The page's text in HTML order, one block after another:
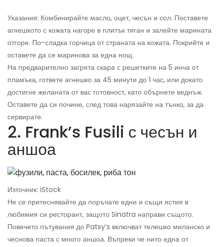
Указания: Комбинирайте масло, оцет, чесън и сол. Поставете
агнешкото с кожата нагоре в плитък тиган и залейте марината
отгоре. По-сладка горчица от страната на кожата. Покрийте и
оставете да се маринова за една нощ.
На предварително загрята скара с решетките на 5 инча от
пламъка, гответе агнешко за 45 минути до 1 час, или докато
достигне желаната от вас готовност, като обърнете веднъж.
Оставете да си почине, след това нарязайте на тънко, за да
сервирате.
2. Frank’s Fusili с чесън и
аншоа
Източник: iStock
Не се притеснявайте да поръчате едни и същи ястия в
любимия си ресторант, защото Sinatra направи същото.
Повечето пътувания до Patsy’s включват телешко миланско и
чеснова паста с много аншоа. Въпреки че нито една от